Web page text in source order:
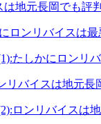
は地元長岡でも評
ロンリバイスは
たしかにロンリ
リバイスは地元
ロンリバイスは